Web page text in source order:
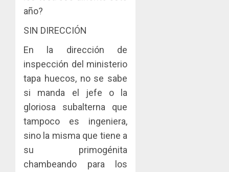
año?
SIN DIRECCIÓN
En la dirección de
inspección del ministerio
tapa huecos, no se sabe
si manda el jefe o la
gloriosa subalterna que
tampoco es ingeniera,
sino la misma que tiene a
su primogénita
chambeando para los